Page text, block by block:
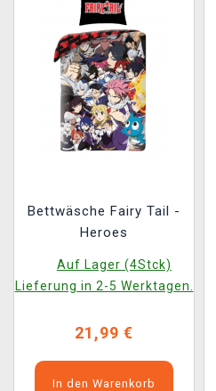
Bettwäsche Fairy Tail -
Heroes
Auf Lager (4Stck)
Lieferung in 2-5 Werktagen.
21,99 €
In den Warenkorb